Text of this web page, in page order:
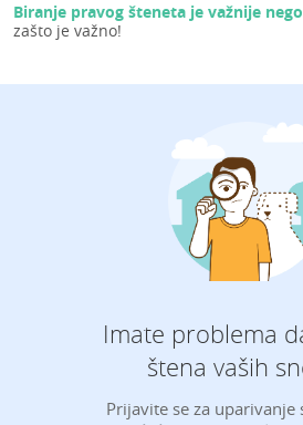
Biranje pravog šteneta je važnije
zašto je važno!
Imate problema
štena vaših
Prijavite se za uparivanje